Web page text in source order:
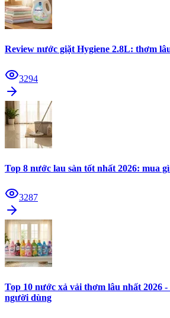
Review nước giặt Hygiene 2.8L: thơm
3294
Top 8 nước lau sàn tốt nhất 2026: mua
3287
Top 10 nước xả vải thơm lâu nhất 2026
người dùng